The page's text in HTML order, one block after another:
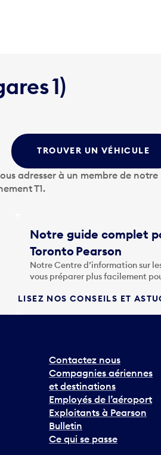
1)
TROUVER UN VÉHICULE
adresser à un membre de notre
T1.
Notre guide complet
Toronto Pearson
Notre Centre d’information sur
vous préparer plus facilement
LISEZ NOS CONSEILS ET
Contactez nous
Compagnies aériennes
et destinations
Employés de l’aéroport
Exploitants à Pearson
Bulletin
Ce qui se passe